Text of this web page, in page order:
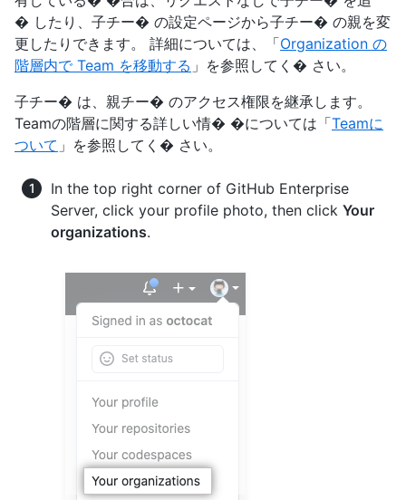
� したり、子チー� の設定ページから子チー� の親を変
更したりできます。 詳細については、「Organization の
階層内で Team を移動する 」を参照してく� さい。
子チー� は、親チー� のアクセス権限を継承します。
Teamの階層に関する詳しい情� �については「Teamに
ついて 」を参照してく� さい。
In the top right corner of GitHub Enterprise
Server, click your profile photo, then click Your
organizations.